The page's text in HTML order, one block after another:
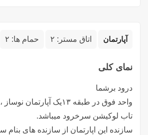
آپارتمان اتاق مستر: ۲ حمام ها: ۲
نمای کلی
درود برشما
واحد فوق در طبقه ۱۳یک
تاب لوکیشن سرخرود میباشد.
سازنده این اپارتمان از سازنده های